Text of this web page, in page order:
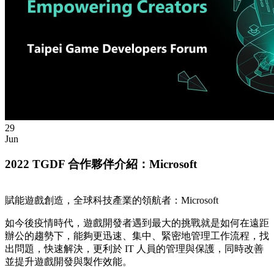
29
Jun
2022 TGDF 合作夥伴介紹：Microsoft
賦能遊戲創造，全球科技產業的領航者：Microsoft
如今後疫情時代，遊戲開發者遇到最大的挑戰就是如何在遠距
辦公的趨勢下，能夠更迅速、集中、緊密地管理工作流程，找
出問題，快速解決，更利於 IT 人員的管理與保護，同時改善
並提升遊戲開發與製作效能。